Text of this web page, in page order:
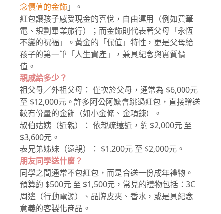
念價值的金飾」。
紅包讓孩子感受現金的喜悅，自由運用（例如買筆
電、規劃畢業旅行）；而金飾則代表著父母「永恆
不變的祝福」。黃金的「保值」特性，更是父母給
孩子的第一筆「人生資產」，兼具紀念與實質價
值。
親戚給多少？
祖父母／外祖父母： 僅次於父母，通常為 $6,000元
至 $12,000元。許多阿公阿嬤會跳過紅包，直接贈送
較有份量的金飾（如小金條、金項鍊）。
叔伯姑姨（近親）： 依親疏遠近，約 $2,000元 至
$3,600元。
表兄弟姊妹（遠親）： $1,200元 至 $2,000元。
朋友同學送什麼？
同學之間通常不包紅包，而是合送一份成年禮物。
預算約 $500元 至 $1,500元，常見的禮物包括：3C
周邊（行動電源）、品牌皮夾、香水，或是具紀念
意義的客製化商品。